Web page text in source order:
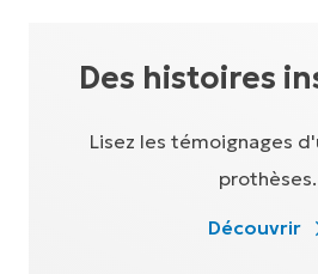
Des histoires
Lisez les témoignages
prothèses.
Découvrir